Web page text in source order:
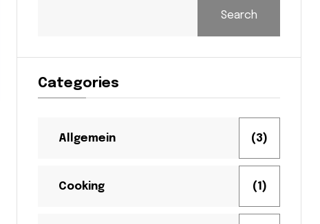
Search
Categories
Allgemein (3)
Cooking (1)